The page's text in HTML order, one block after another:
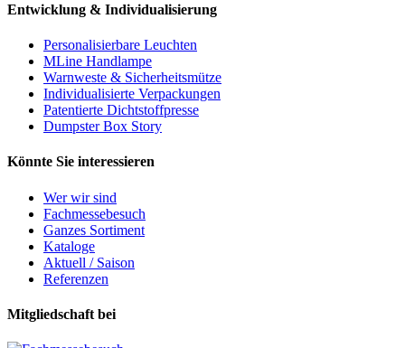
Entwicklung & Individualisierung
Personalisierbare Leuchten
MLine Handlampe
Warnweste & Sicherheitsmütze
Individualisierte Verpackungen
Patentierte Dichtstoffpresse
Dumpster Box Story
Könnte Sie interessieren
Wer wir sind
Fachmessebesuch
Ganzes Sortiment
Kataloge
Aktuell / Saison
Referenzen
Mitgliedschaft bei